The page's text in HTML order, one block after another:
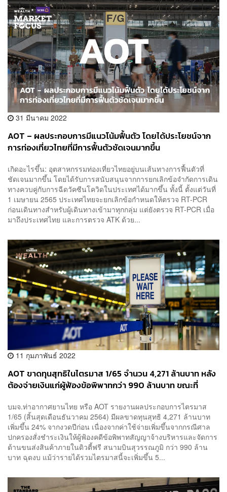
31 มีนาคม 2022
AOT – ผลประกอบการมีแนวโน้มฟื้นตัว โดยได้ประโยชน์จาก
การท่องเที่ยวไทยที่มีการฟื้นตัวชัดเจนมากขึ้น
เกิดอะไรขึ้น: อุตสาหกรรมท่องเที่ยวไทยอยู่บนเส้นทางการฟื้นตัวที่
ชัดเจนมากขึ้น โดยได้รับการสนับสนุนจากการยกเลิกข้อจำกัดการเดิน
ทางควบคู่กับการฉีดวัคซีนโควิดในประเทศได้มากขึ้น ทั้งนี้ ตั้งแต่วันที่
1 เมษายน 2565 ประเทศไทยจะยกเลิกข้อกำหนดให้ตรวจ RT-PCR
ก่อนเดินทางสำหรับผู้เดินทางเข้ามาทุกกลุ่ม แต่ยังตรวจ RT-PCR เมื่อ
มาถึงประเทศไทย และการตรวจ ATK ด้วย...
11 กุมภาพันธ์ 2022
AOT ขาดทุนสุทธิในไตรมาส 1/65 จำนวน 4,271 ล้านบาท หลัง
ต้องจ่ายเงินแก่ผู้ฟ้องข้อพิพาทกว่า 990 ล้านบาท ขณะที่
บมจ.ท่าอากาศยานไทย หรือ AOT รายงานผลประกอบการไตรมาส
1/65 (สิ้นสุดเดือนธันวาคม 2564) มีผลขาดทุนสุทธิ 4,271 ล้านบาท
เพิ่มขึ้น 24% จากงวดปีก่อน เนื่องจากค่าใช้จ่ายเพิ่มขึ้นจากกรณีศาล
ปกครองสั่งชำระเงินให้ผู้ฟ้องคดีข้อพิพาทสัญญาจ้างบริหารและจัดการ
ด้านขนส่งสินค้าภายในดิวตี้ฟรี สนามบินสุวรรณภูมิ กว่า 990 ล้าน
บาท ฉุดงบ แม้ว่ารายได้รวมไตรมาสนี้จะเพิ่มขึ้น 5...